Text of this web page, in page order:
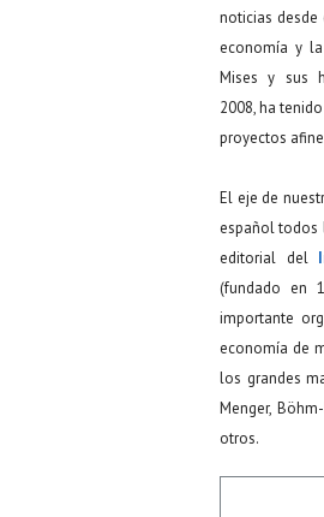
noticias
economía y
Mises y sus
2008, ha
proyectos
El eje de
español
editorial del
(fundado en
importante
economía de
los grandes
Menger,
otros.